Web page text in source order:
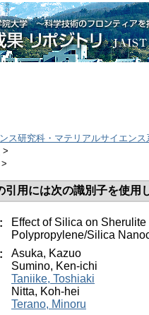
ス研究科・マテリアルサイエンス
>
>
引用には次の識別子を使用
Effect of Silica on
Polypropylene/Silica
Asuka, Kazuo
Sumino, Ken-ichi
Taniike, Toshiaki
Nitta, Koh-hei
Terano, Minoru